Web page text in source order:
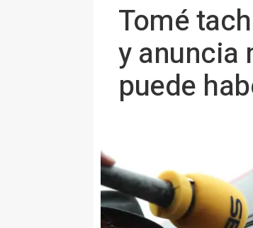
Tomé
y anuncia
puede